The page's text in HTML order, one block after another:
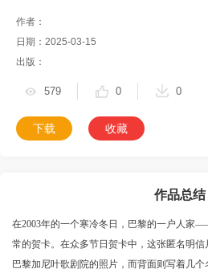
作者：
日期：2025-03-15
出版：
下载 收藏
579 0 0
作品总结
在2003年的一个寒冷冬日，巴黎的一户人家
常的贺卡。在众多节日贺卡中，这张匿名明
巴黎加尼叶歌剧院的照片，而背面则写着几